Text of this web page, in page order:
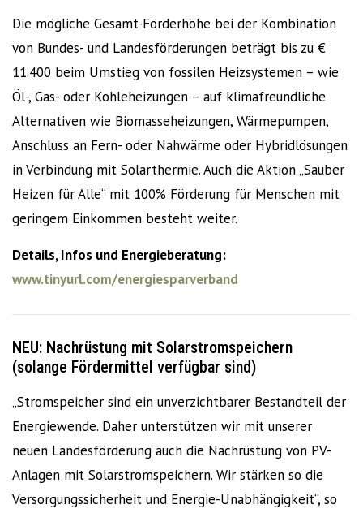
Die mögliche Gesamt-Förderhöhe bei der Kombination
von Bundes- und Landesförderungen beträgt bis zu €
11.400 beim Umstieg von fossilen Heizsystemen – wie
Öl-, Gas- oder Kohleheizungen – auf klimafreundliche
Alternativen wie Biomasseheizungen, Wärmepumpen,
Anschluss an Fern- oder Nahwärme oder Hybridlösungen
in Verbindung mit Solarthermie. Auch die Aktion „Sauber
Heizen für Alle“ mit 100% Förderung für Menschen mit
geringem Einkommen besteht weiter.
Details, Infos und Energie­beratung:
www.tinyurl.com/energiesparverband
NEU: Nachrüstung mit Solarstromspeichern
(solange Fördermittel verfügbar sind)
„Stromspeicher sind ein unverzichtbarer Bestandteil der
Energiewende. Daher unterstützen wir mit unserer
neuen Landesförderung auch die Nachrüstung von PV-
Anlagen mit Solarstromspeichern. Wir stärken so die
Versorgungssicherheit und Energie-Unabhängigkeit“, so